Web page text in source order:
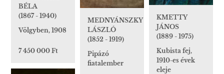
KMETTY
JÁNOS
(1889 - 1975)
Kubista fej,
1910-es évek
eleje
BÉLA
(1867 - 1940)
Völgyben, 1908
7 450 000 Ft
MEDNYÁNSZKY
LÁSZLÓ
(1852 - 1919)
Pipázó
fiatalember